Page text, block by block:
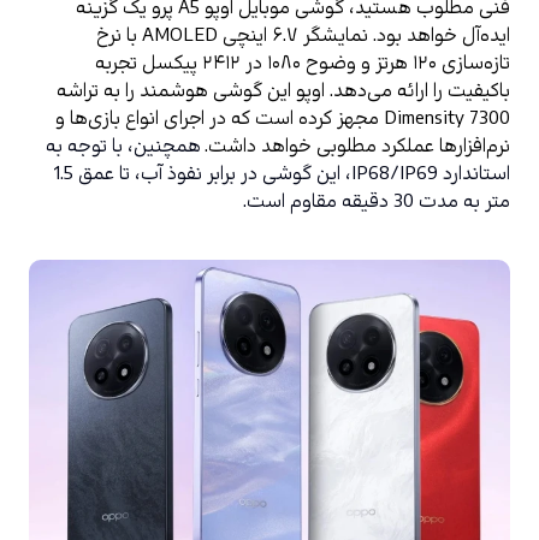
نرم‌افزارها عملکرد مطلوبی خواهد داشت.
متر به مدت 30 دقیقه مقاوم است.